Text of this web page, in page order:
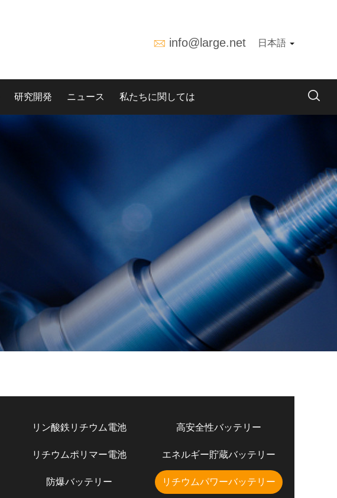
info@large.net 日本語
研究開発 ニュース 私たちに関しては
リン酸鉄リチウム電池 高安全性バッテリー
リチウムポリマー電池 エネルギー貯蔵バッテリー
防爆バッテリー リチウムパワーバッテリー